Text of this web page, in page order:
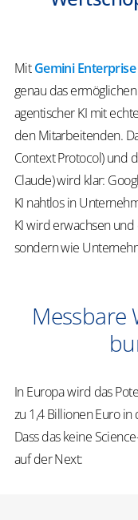
MitGemini Enterprise
genau das
agentischerKI mit
den Mitarbeitenden.
ContextProtocol) und
Claude) wird klar:
KI nahtlos in
KI wird erwachsen
sondern wie
Messbare
In Europa wird das
zu 1,4 Billionen Euro in
Dass das keine
auf der Next: